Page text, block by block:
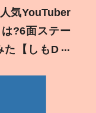
気YouTuber
?6面ステー
た【しもD遅